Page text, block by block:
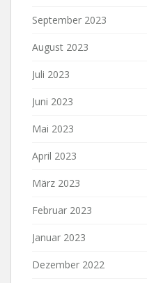
September 2023
August 2023
Juli 2023
Juni 2023
Mai 2023
April 2023
März 2023
Februar 2023
Januar 2023
Dezember 2022